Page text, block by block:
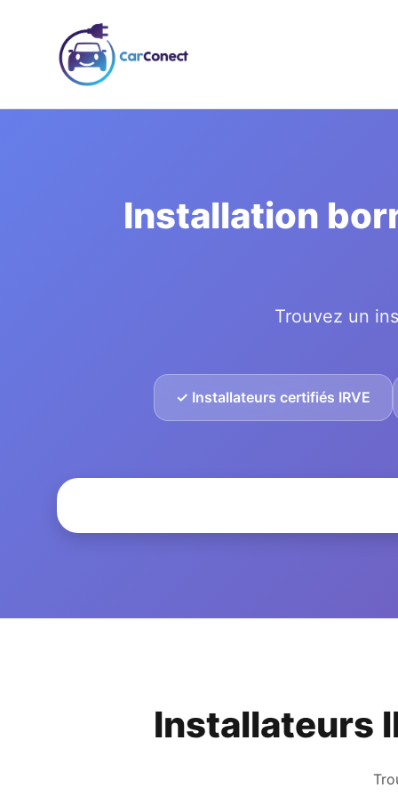
Installation
Trouvez un
✓ Installateurs certifiés IRVE
Installateurs